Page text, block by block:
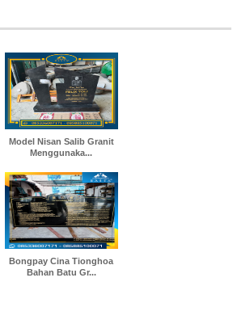
Model Nisan Salib Granit
Menggunaka...
Bongpay Cina Tionghoa
Bahan Batu Gr...